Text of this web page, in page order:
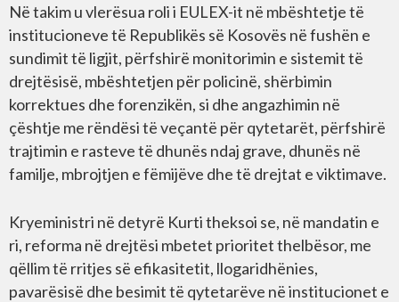
Në takim u vlerësua roli i EULEX-it në mbështetje të
institucioneve të Republikës së Kosovës në fushën e
sundimit të ligjit, përfshirë monitorimin e sistemit të
drejtësisë, mbështetjen për policinë, shërbimin
korrektues dhe forenzikën, si dhe angazhimin në
çështje me rëndësi të veçantë për qytetarët, përfshirë
trajtimin e rasteve të dhunës ndaj grave, dhunës në
familje, mbrojtjen e fëmijëve dhe të drejtat e viktimave.
Kryeministri në detyrë Kurti theksoi se, në mandatin e
ri, reforma në drejtësi mbetet prioritet thelbësor, me
qëllim të rritjes së efikasitetit, llogaridhënies,
pavarësisë dhe besimit të qytetarëve në institucionet e